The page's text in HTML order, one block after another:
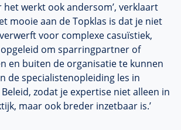
het werkt ook andersom’, verklaart
mooie aan de Topklas is dat je niet
voor complexe casuïstiek,
om sparringpartner of
en buiten de organisatie te kunnen
de specialistenopleiding les in
zodat je expertise niet alleen in
maar ook breder inzetbaar is.’